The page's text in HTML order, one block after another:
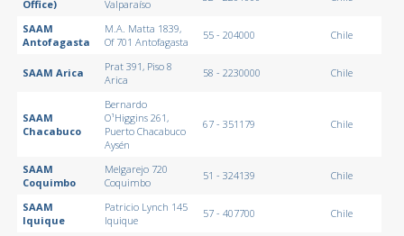
Office)
Valparaíso
SAAM
Antofagasta
M.A. Matta 1839,
Of 701 Antofagasta
55 - 204000 Chile
SAAM Arica
Prat 391, Piso 8
Arica
58 - 2230000 Chile
SAAM
Chacabuco
Bernardo
O¹Higgins 261,
Puerto Chacabuco
Aysén
67 - 351179 Chile
SAAM
Coquimbo
Melgarejo 720
Coquimbo
51 - 324139 Chile
SAAM
Iquique
Patricio Lynch 145
Iquique
57 - 407700 Chile